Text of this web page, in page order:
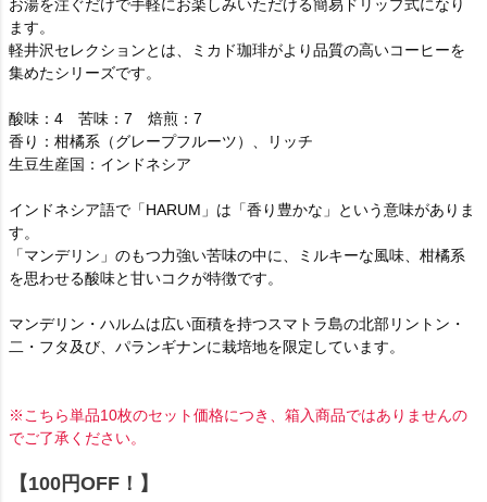
お湯を注ぐだけで手軽にお楽しみいただける簡易ドリップ式になり
ます。
軽井沢セレクションとは、ミカド珈琲がより品質の高いコーヒーを
集めたシリーズです。
酸味：4 苦味：7 焙煎：7
香り：柑橘系（グレープフルーツ）、リッチ
生豆生産国：インドネシア
インドネシア語で「HARUM」は「香り豊かな」という意味がありま
す。
「マンデリン」のもつ力強い苦味の中に、ミルキーな風味、柑橘系
を思わせる酸味と甘いコクが特徴です。
マンデリン・ハルムは広い面積を持つスマトラ島の北部リントン・
二・フタ及び、パランギナンに栽培地を限定しています。
※こちら単品10枚のセット価格につき、箱入商品ではありませんの
でご了承ください。
【100円OFF！】